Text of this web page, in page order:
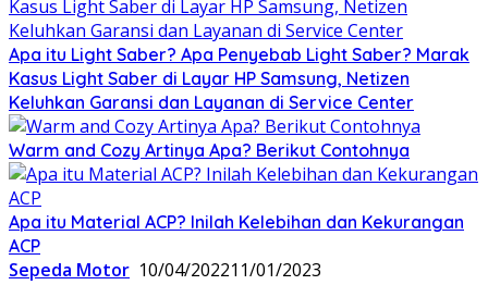
Apa itu Light Saber? Apa Penyebab Light Saber? Marak
Kasus Light Saber di Layar HP Samsung, Netizen
Keluhkan Garansi dan Layanan di Service Center
Warm and Cozy Artinya Apa? Berikut Contohnya
Apa itu Material ACP? Inilah Kelebihan dan Kekurangan
ACP
Sepeda Motor 10/04/202211/01/2023